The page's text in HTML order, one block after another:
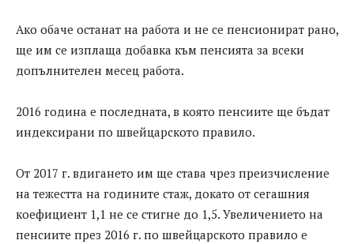
Ако обаче останат на работа и не се пенсионират рано,
ще им се изплаща добавка към пенсията за всеки
допълнителен месец работа.
2016 година е последната, в която пенсиите ще бъдат
индексирани по швейцарското правило.
От 2017 г. вдигането им ще става чрез преизчисление
на тежестта на годините стаж, докато от сегашния
коефициент 1,1 не се стигне до 1,5. Увеличението на
пенсиите през 2016 г. по швейцарското правило е